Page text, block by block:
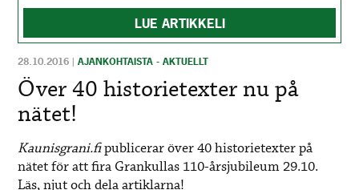
LUE ARTIKKELI
28.10.2016 |AJANKOHTAISTA - AKTUELLT
Över 40 historietexter nu på
nätet!
Kaunisgrani.fipublicerar över 40 historietexter på
nätet för att fira Grankullas 110-årsjubileum 29.10.
Läs, njut och dela artiklarna!